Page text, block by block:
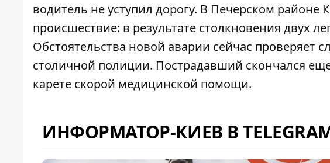
водитель не уступил дорогу. В Печерском
происшествие: в результате столкновения двух
Обстоятельства новой аварии сейчас проверяет
столичной полиции. Пострадавший скончался
карете скорой медицинской помощи.
ИНФОРМАТОР-КИЕВ В